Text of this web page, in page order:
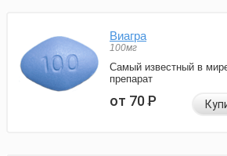
Виагра
100мг
Самый известный в
препарат
от 70Р